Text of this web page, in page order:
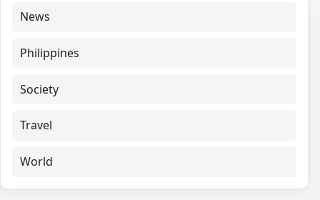
News
Philippines
Society
Travel
World